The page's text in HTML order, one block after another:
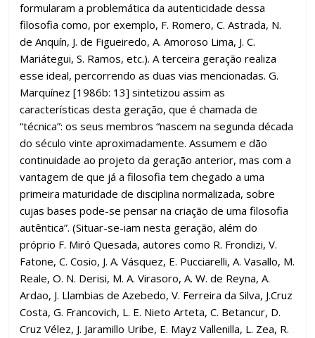
formularam a problemática da autenticidade dessa
filosofia como, por exemplo, F. Romero, C. Astrada, N.
de Anquín, J. de Figueiredo, A. Amoroso Lima, J. C.
Mariátegui, S. Ramos, etc.). A terceira geração realiza
esse ideal, percorrendo as duas vias mencionadas. G.
Marquínez [1986b: 13] sintetizou assim as
características desta geração, que é chamada de
“técnica”: os seus membros “nascem na segunda década
do século vinte aproximadamente. Assumem e dão
continuidade ao projeto da geração anterior, mas com a
vantagem de que já a filosofia tem chegado a uma
primeira maturidade de disciplina normalizada, sobre
cujas bases pode-se pensar na criação de uma filosofia
autêntica”. (Situar-se-iam nesta geração, além do
próprio F. Miró Quesada, autores como R. Frondizi, V.
Fatone, C. Cosio, J. A. Vásquez, E. Pucciarelli, A. Vasallo, M.
Reale, O. N. Derisi, M. A. Virasoro, A. W. de Reyna, A.
Ardao, J. Llambias de Azebedo, V. Ferreira da Silva, J.Cruz
Costa, G. Francovich, L. E. Nieto Arteta, C. Betancur, D.
Cruz Vélez, J. Jaramillo Uribe, E. Mayz Vallenilla, L. Zea, R.